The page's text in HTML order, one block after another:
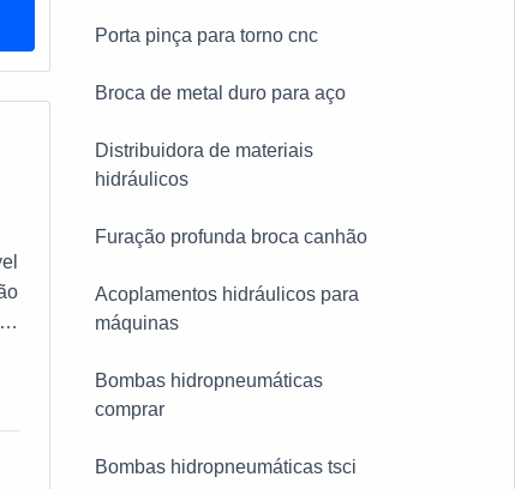
Porta pinça para torno cnc
Broca de metal duro para aço
Distribuidora de materiais
hidráulicos
Furação profunda broca canhão
Acoplamentos hidráulicos para
máquinas
Bombas hidropneumáticas
comprar
Bombas hidropneumáticas tsci